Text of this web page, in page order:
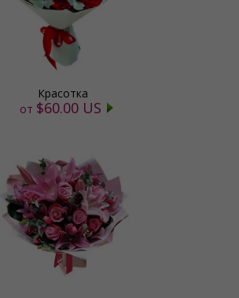
Красотка
от $60.00 US